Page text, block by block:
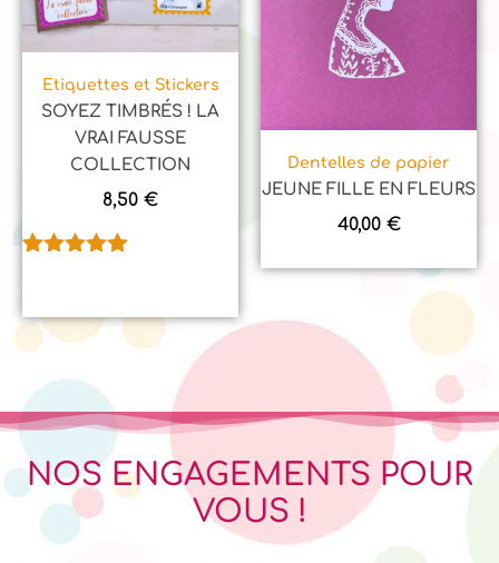
Etiquettes et Stickers
SOYEZ TIMBRÉS ! LA
VRAI FAUSSE
COLLECTION
8,50 €
notation
client
Dentelles de papier
JEUNE FILLE EN FLEURS
40,00 €
NOS ENGAGEMENTS POUR
VOUS !